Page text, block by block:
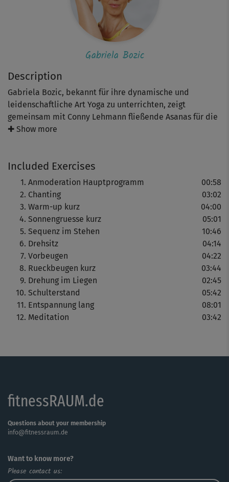
Description
Gabriela Bozic, bekannt für ihre dynamische und
leidenschaftliche Art Yoga zu unterrichten, zeigt
gemeinsam mit Conny Lehmann fließende Asanas für die
Balance von Körper und Geist. Geübt wird bewusst im
Die Übungssequenzen im Vinyasa-Stil sind fordernd und
intensiv, aber bieten auch ambitionierten Einsteigern
genügend Material zum Mitmachen. Teils werden auch
leichtere Varianten gezeigt. Wichtig für alle
Leistungsstufen ist, nur so weit zu gehen, wie es die
eigenen Möglichkeiten zulassen.
Wer regelmäßig übt, wird schon bald die positiven
Effekte der Yoga-Praxis erleben: Der Körper wird gestrafft,
gekräftigt und gedehnt, der Geist wacher und klarer.
✚ Show more
Included Exercises
Anmoderation Hauptprogramm
00:58
Chanting
03:02
Warm-up kurz
04:00
Sonnengruesse kurz
05:01
Sequenz im Stehen
10:46
Drehsitz
04:14
Vorbeugen
04:22
Rueckbeugen kurz
03:44
Drehung im Liegen
02:45
Schulterstand
05:42
Entspannung lang
08:01
Meditation
03:42
Gabriela Bozic
fitnessRAUM.de
Questions about your membership
info@fitnessraum.de
Want to know more?
Please contact us: